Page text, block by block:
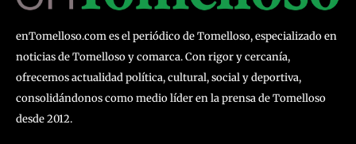
enTomelloso.com es el periódico de Tomelloso, especializado en
noticias de Tomelloso y comarca. Con rigor y cercanía,
ofrecemos actualidad política, cultural, social y deportiva,
consolidándonos como medio líder en la prensa de Tomelloso
desde 2012.